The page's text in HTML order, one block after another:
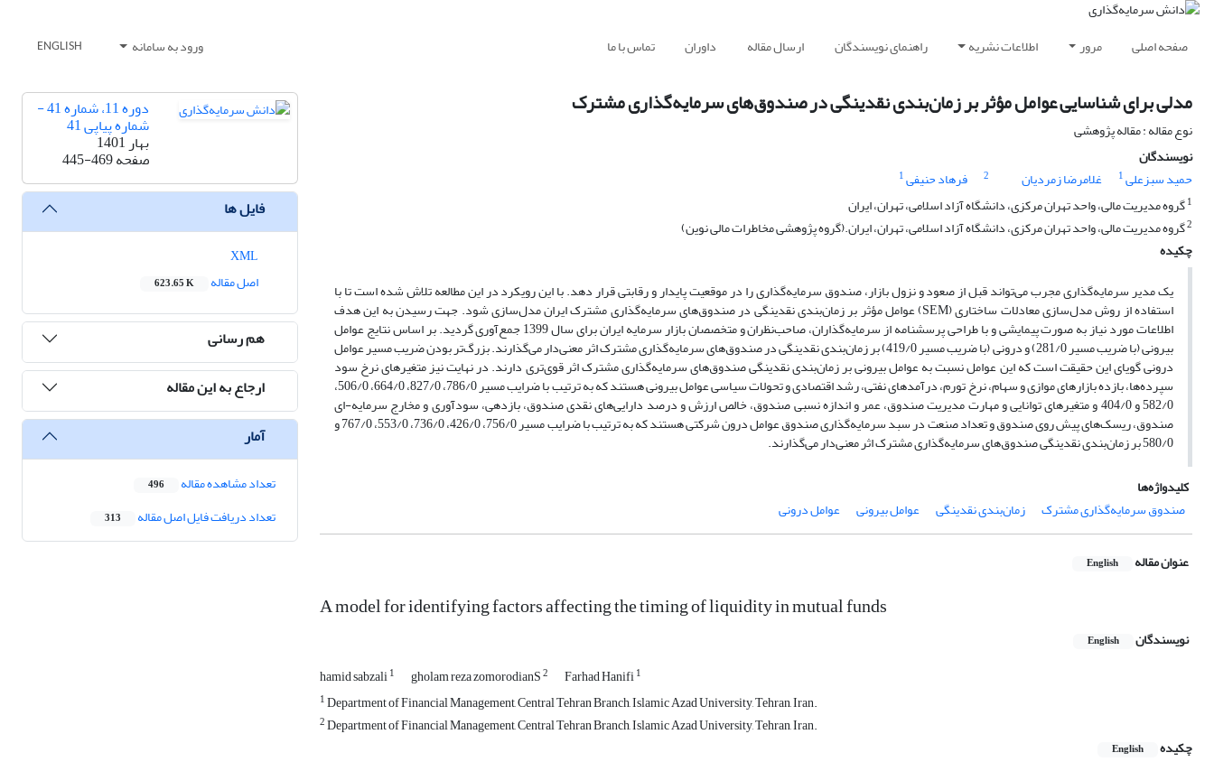
صفحه اصلی مرور اطلاعات نشریه راهنمای نویسندگان ارسال مقاله داوران تماس با ما ورود به سامانه ENGLISH
مدلی برای شناسایی عوامل مؤثر بر زمان‌بندی نقدینگی در صندوق‌های سرمایه‌گذاری مشترک
نوع مقاله : مقاله پژوهشی
نویسندگان
حمید سبزعلی1 غلامرضا زمردیان 2 فرهاد حنیفی1
1گروه مدیریت مالی، واحد تهران مرکزی، دانشگاه آزاد اسلامی، تهران، ایران
2گروه مدیریت مالی، واحد تهران مرکزی، دانشگاه آزاد اسلامی، تهران، ایران.(گروه پژوهشی مخاطرات مالی نوین)
چکیده
یک مدیر سرمایه‌گذاری مجرب می‌تواند قبل از صعود و نزول بازار، صندوق سرمایه‌گذاری را در موقعیت پایدار و رقابتی قرار دهد. با این رویکرد در این مطالعه تلاش شده است تا با
استفاده از روش مدل‌سازی معادلات ساختاری (SEM) عوامل مؤثر بر زمان‌بندی نقدینگی در صندوق‌های سرمایه‌گذاری مشترک ایران مدل‌سازی شود. جهت رسیدن به این هدف
اطلاعات مورد نیاز به صورت پیمایشی و با طراحی پرسشنامه از سرمایه‌گذاران، صاحب‌نظران و متخصصان بازار سرمایه ایران برای سال 1399 جمع‌آوری گردید. بر اساس نتایج عوامل
بیرونی (با ضریب مسیر 281/0) و درونی (با ضریب مسیر 419/0) بر زمان‌بندی نقدینگی در صندوق‌های سرمایه‌گذاری مشترک اثر معنی‌دار می‌گذارند. بزرگ‌تر بودن ضریب مسیر عوامل
درونی گویای این حقیقت است که این عوامل نسبت به عوامل بیرونی بر زمان‌بندی نقدینگی صندوق‌های سرمایه‌گذاری مشترک اثر قوی‌تری دارند. در نهایت نیز متغیرهای نرخ سود
سپرده‌ها، بازده بازارهای موازی و سهام، نرخ تورم، درآمدهای نفتی، رشد اقتصادی و تحولات سیاسی عوامل بیرونی هستند که به ترتیب با ضرایب مسیر 786/0، 827/0، 664/0، 506/0،
582/0 و 404/0 و متغیرهای توانایی و مهارت مدیریت صندوق، عمر و اندازه نسبی صندوق، خالص ارزش و درصد دارایی‌های نقدی صندوق، بازدهی، سودآوری و مخارج سرمایه-ای
صندوق، ریسک‌های پیش روی صندوق و تعداد صنعت در سبد سرمایه‌گذاری صندوق عوامل درون شرکتی هستند که به ترتیب با ضرایب مسیر 756/0، 426/0، 736/0، 553/0، 767/0 و
580/0 بر زمان‌بندی نقدینگی صندوق‌های سرمایه‌گذاری مشترک اثر معنی‌دار می‌گذارند.
کلیدواژه‌ها
صندوق سرمایه‌گذاری مشترک
زمان‌بندی نقدینگی عوامل بیرونی عوامل درونی
عنوان مقاله English
A model for identifying factors affecting the timing of liquidity in mutual funds
نویسندگان English
hamid sabzali1 gholam reza zomorodianS2 Farhad Hanifi1
1Department of Financial Management, Central Tehran Branch, Islamic Azad University, Tehran, Iran.
2Department of Financial Management, Central Tehran Branch, Islamic Azad University, Tehran, Iran.
چکیده
English
دوره 11، شماره 41 -
شماره پیاپی 41
بهار 1401
صفحه445-469
فایل ها
اصل مقاله
623.65 K
هم رسانی
ارجاع به این مقاله
آمار
تعداد مشاهده مقاله 496
تعداد دریافت فایل اصل مقاله 313